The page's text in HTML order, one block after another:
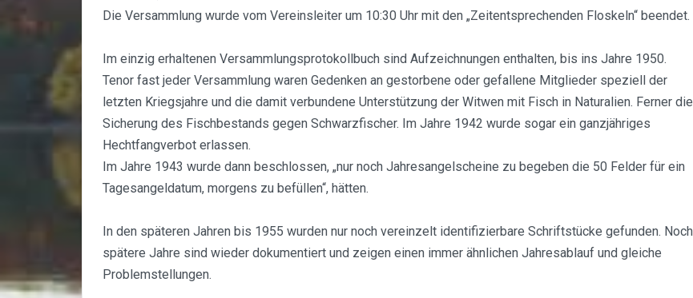
Die Versammlung wurde vom Vereinsleiter um 10:30 Uhr mit den „Zeitentsprechenden Floskeln“ beendet.
Im einzig erhaltenen Versammlungsprotokollbuch sind Aufzeichnungen enthalten, bis ins Jahre 1950.
Tenor fast jeder Versammlung waren Gedenken an gestorbene oder gefallene Mitglieder speziell der
letzten Kriegsjahre und die damit verbundene Unterstützung der Witwen mit Fisch in Naturalien. Ferner die
Sicherung des Fischbestands gegen Schwarzfischer. Im Jahre 1942 wurde sogar ein ganzjähriges
Hechtfangverbot erlassen.
Im Jahre 1943 wurde dann beschlossen, „nur noch Jahresangelscheine zu begeben die 50 Felder für ein
Tagesangeldatum, morgens zu befüllen“, hätten.
In den späteren Jahren bis 1955 wurden nur noch vereinzelt identifizierbare Schriftstücke gefunden. Noch
spätere Jahre sind wieder dokumentiert und zeigen einen immer ähnlichen Jahresablauf und gleiche
Problemstellungen.